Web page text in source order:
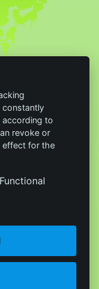
constantly
according to
revoke or
effect for the
Functional